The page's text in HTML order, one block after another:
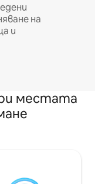
на
и
местата